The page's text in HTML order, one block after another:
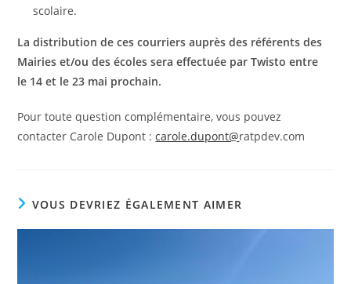
scolaire.
La distribution de ces courriers auprès des référents des
Mairies et/ou des écoles sera effectuée par Twisto entre
le 14 et le 23 mai prochain.
Pour toute question complémentaire, vous pouvez
contacter Carole Dupont :carole.dupont@ratpdev.com
VOUS DEVRIEZ ÉGALEMENT AIMER